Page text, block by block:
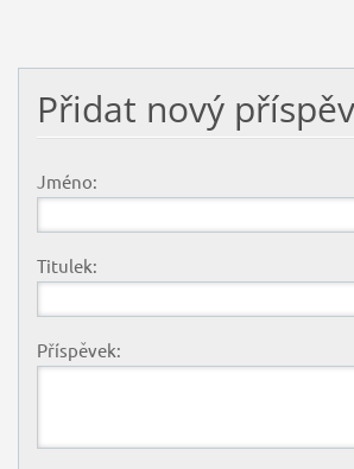
Přidat nový
Jméno:
Titulek:
Příspěvek: